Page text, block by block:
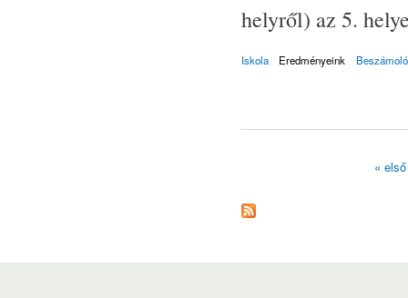
helyről) az 5.
Iskola Eredményeink Beszámoló
« első